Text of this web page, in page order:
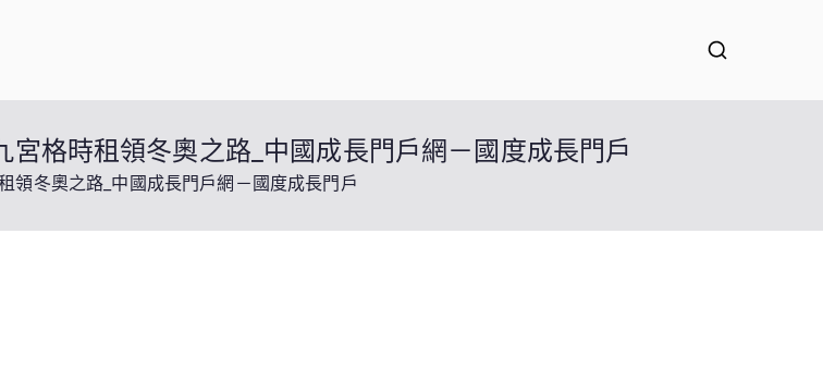
格時租領冬奧之路_中國成長門戶網－國度成長門戶
冬奧之路_中國成長門戶網－國度成長門戶